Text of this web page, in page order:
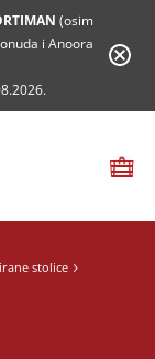
(osim
i Anoora
stolice